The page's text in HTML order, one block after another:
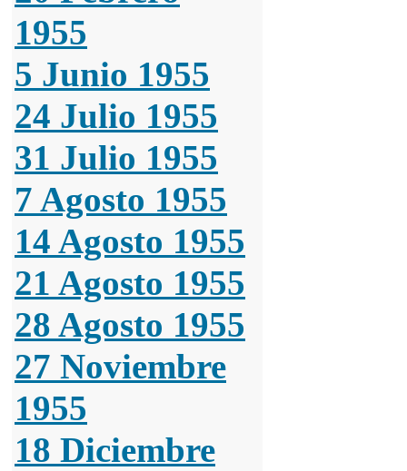
1955
5 Junio 1955
24 Julio 1955
31 Julio 1955
7 Agosto 1955
14 Agosto 1955
21 Agosto 1955
28 Agosto 1955
27 Noviembre
1955
18 Diciembre